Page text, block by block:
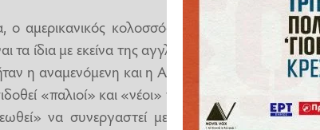
ο αμερικανικός κολοσσός παρουσίαζε το
τα ίδια με εκείνα της αγγλικής λέξης για την
η αναμενόμενη και η Apple βρέθηκε αρκετά
«παλιοί» και «νέοι» τεχνολογικοί κολοσσοί.
να συνεργαστεί με τη Google και να